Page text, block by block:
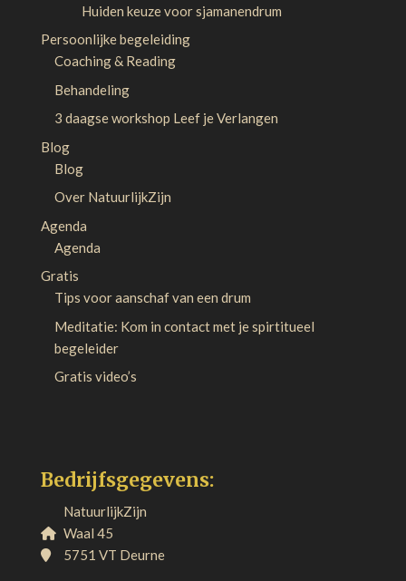
Huiden keuze voor sjamanendrum
Persoonlijke begeleiding
Coaching & Reading
Behandeling
3 daagse workshop Leef je Verlangen
Blog
Blog
Over NatuurlijkZijn
Agenda
Agenda
Gratis
Tips voor aanschaf van een drum
Meditatie: Kom in contact met je spirtitueel
begeleider
Gratis video’s
Bedrijfsgegevens:
NatuurlijkZijn
Waal 45
5751 VT Deurne